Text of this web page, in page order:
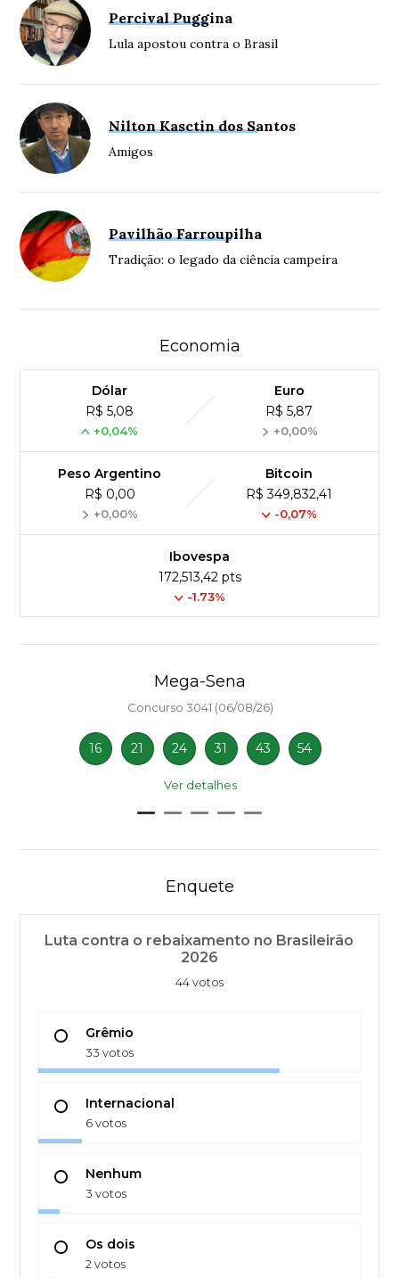
Percival Puggina
Lula apostou contra o Brasil
Nilton Kasctin dos Santos
Amigos
Pavilhão Farroupilha
Tradição: o legado da ciência campeira
Economia
Dólar
R$ 5,08
+0,04%
Euro
R$ 5,87
+0,00%
Peso Argentino
R$ 0,00
+0,00%
Bitcoin
R$ 349,832,41
-0,07%
Ibovespa
172,513,42 pts
-1.73%
Mega-Sena
Concurso 3041 (06/08/26)
16 21 24 31 43 54
Ver detalhes
Enquete
Luta contra o rebaixamento no Brasileirão
2026
44 votos
Grêmio
33 votos
Internacional
6 votos
Nenhum
3 votos
Os dois
2 votos